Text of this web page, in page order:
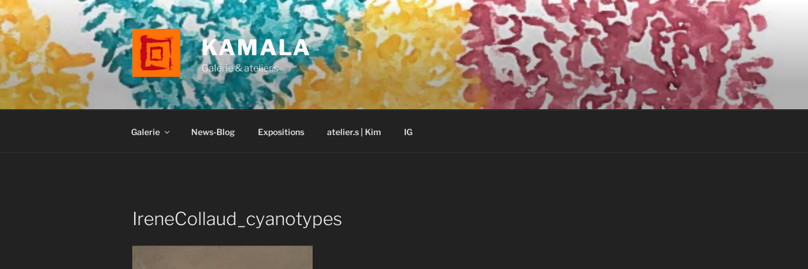
Aller
au
contenu
principal
KAMALA
Galerie & atelier.s
Galerie News-Blog Expositions atelier.s | Kim IG
IreneCollaud_cyanotypes